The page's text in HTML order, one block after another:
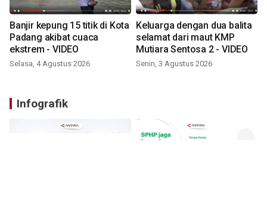
Banjir kepung 15 titik di Kota
Padang akibat cuaca
ekstrem - VIDEO
Selasa, 4 Agustus 2026
Keluarga dengan dua balita
selamat dari maut KMP
Mutiara Sentosa 2 - VIDEO
Senin, 3 Agustus 2026
Infografik